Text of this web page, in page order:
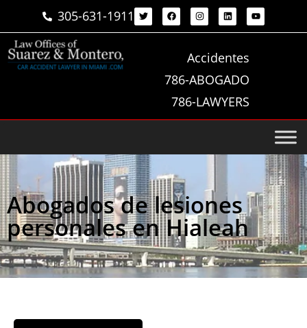
305-631-1911
Accidentes
786-ABOGADO
786-LAWYERS
Abogados de lesiones
personales en Hialeah